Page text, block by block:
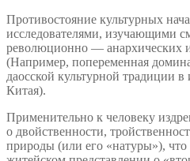
Противостояние культурных
исследователями, изучающими
революционно — анархических
(Например, попеременная
даосской культурной традиции
Китая).
Применительно к человеку
о двойственности,
природы (или его «натуры»), что